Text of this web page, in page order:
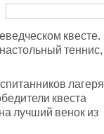
квесте.
теннис,
лагеря
квеста
лучший венок из